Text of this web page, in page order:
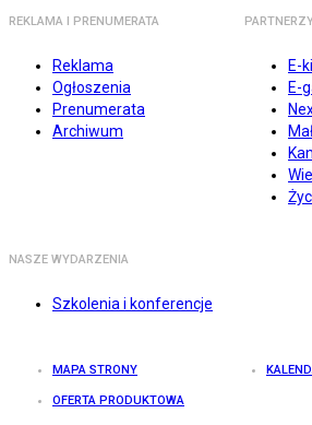
REKLAMA I PRENUMERATA
Reklama
Ogłoszenia
Prenumerata
Archiwum
E-
E-
NASZE WYDARZENIA
Szkolenia i konferencje
MAPA STRONY
OFERTA PRODUKTOWA